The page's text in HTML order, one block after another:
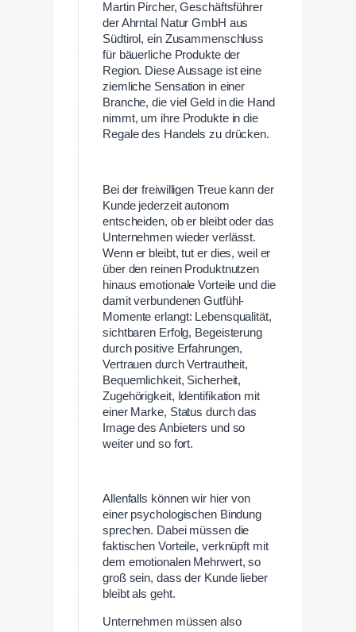
Martin Pircher, Geschäftsführer
der Ahrntal Natur GmbH aus
Südtirol, ein Zusammenschluss
für bäuerliche Produkte der
Region. Diese Aussage ist eine
ziemliche Sensation in einer
Branche, die viel Geld in die Hand
nimmt, um ihre Produkte in die
Regale des Handels zu drücken.
Bei der freiwilligen Treue kann der
Kunde jederzeit autonom
entscheiden, ob er bleibt oder das
Unternehmen wieder verlässt.
Wenn er bleibt, tut er dies, weil er
über den reinen Produktnutzen
hinaus emotionale Vorteile und die
damit verbundenen Gutfühl-
Momente erlangt: Lebensqualität,
sichtbaren Erfolg, Begeisterung
durch positive Erfahrungen,
Vertrauen durch Vertrautheit,
Bequemlichkeit, Sicherheit,
Zugehörigkeit, Identifikation mit
einer Marke, Status durch das
Image des Anbieters und so
weiter und so fort.
Allenfalls können wir hier von
einer psychologischen Bindung
sprechen. Dabei müssen die
faktischen Vorteile, verknüpft mit
dem emotionalen Mehrwert, so
groß sein, dass der Kunde lieber
bleibt als geht.
Unternehmen müssen also